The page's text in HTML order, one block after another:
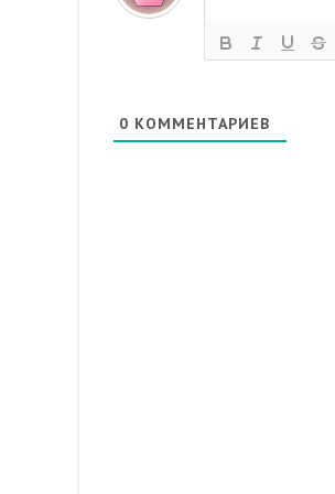
0 КОММЕНТАРИЕВ